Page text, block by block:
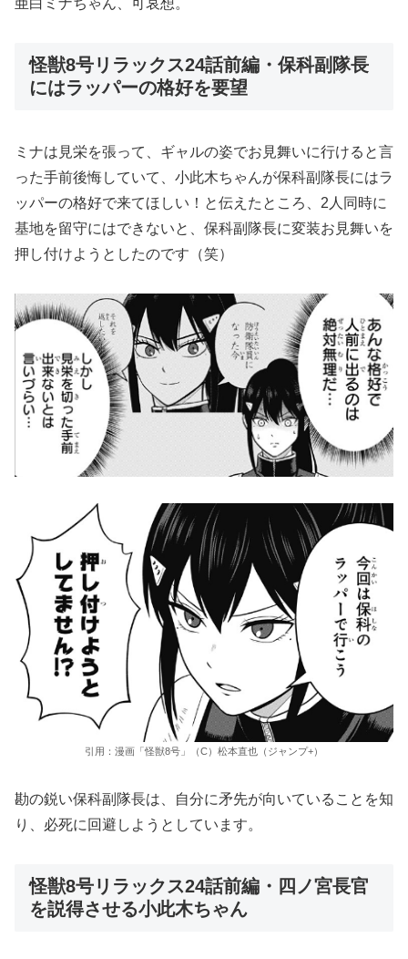
亜白ミナちゃん、可哀想。
怪獣8号リラックス24話前編・保科副隊長
にはラッパーの格好を要望
ミナは見栄を張って、ギャルの姿でお見舞いに行けると言
った手前後悔していて、小此木ちゃんが保科副隊長にはラ
ッパーの格好で来てほしい！と伝えたところ、2人同時に
基地を留守にはできないと、保科副隊長に変装お見舞いを
押し付けようとしたのです（笑）
引用：漫画「怪獣8号」（C）松本直也（ジャンプ+）
勘の鋭い保科副隊長は、自分に矛先が向いていることを知
り、必死に回避しようとしています。
怪獣8号リラックス24話前編・四ノ宮長官
を説得させる小此木ちゃん